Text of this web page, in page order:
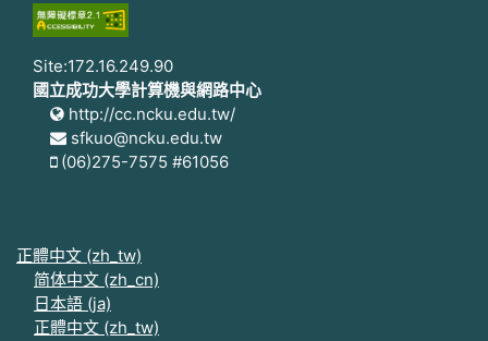
Site:172.16.249.90
國立成功大學計算機與網路中心
http://cc.ncku.edu.tw/
sfkuo@ncku.edu.tw
(06)275-7575 #61056
正體中文 ‎(zh_tw)‎
简体中文 ‎(zh_cn)‎
日本語 ‎(ja)‎
正體中文 ‎(zh_tw)‎